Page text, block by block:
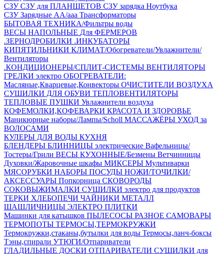
СЗУСЗУ для ПЛАНШЕТОВ СЗУ зарядка Ноутбука
СЗУ Зарядные АА/ааа Трансформаторы
БЫТОВАЯ ТЕХНИКА/Фильтры воды
ВЕСЫ НАПОЛЬНЫЕ Для ФЕРМЕРОВ
.ЗЕРНОДРОБИЛКИ .ИНКУБАТОРЫ
КИПЯТИЛЬНИКИ КЛИМАТ/Обогреватели/Увлажнители/
Вентиляторы
.КОНДИЦИОНЕРЫ/СПЛИТ-СИСТЕМЫ ВЕНТИЛЯТОРЫ
ГРЕЛКИ электро ОБОГРЕВАТЕЛИ:
Масляные,Кварцевые,Конвекторы ОЧИСТИТЕЛИ ВОЗДУХА
СУШИЛКИ ДЛЯ ОБУВИ ТЕПЛОВЕНТИЛЯТОРЫ
ТЕПЛОВЫЕ ПУШКИ Увлажнители воздуха
КОФЕМОЛКИ,КОФЕВАРКИ КРАСОТА И ЗДОРОВЬЕ
Маникюрные наборы/Лампы/Scholl МАССАЖЁРЫ УХОД за
ВОЛОСАМИ
КУЛЕРЫ ДЛЯ ВОДЫ КУХНЯ
БЛЕНДЕРЫ БЛИННИЦЫ электрические Вафельницы/
Тостеры/Грили ВЕСЫ КУХОННЫЕ/Безмены Ветчинницы
Духовки/Жаровочные шкафы МИКСЕРЫ Мультиварки
МЯСОРУБКИ НАБОРЫ ПОСУДЫ НОЖИ/ТОЧИЛКИ/
АКСЕССУАРЫ Попкорница СКОВОРОДЫ
СОКОВЫЖИМАЛКИ СУШИЛКИ электро для продуктов
ТЕРКИ ХЛЕБОПЕЧИ ЧАЙНИКИ МЕТАЛЛ
ШАШЛИЧНИЦЫ ЭЛЕКТРО ПЛИТКИ
Машинки для катышков ПЫЛЕСОСЫ РАЗНОЕ САМОВАРЫ
ТЕРМОПОТЫ ТЕРМОСЫ,ТЕРМОКРУЖКИ
Термокружки,стаканы,бутылки для воды Термосы,ланч-боксы
Тэны,спирали УТЮГИ/Отпариватели
ГЛАДИЛЬНЫЕ ДОСКИ ОТПАРИВАТЕЛИ СУШИЛКИ для